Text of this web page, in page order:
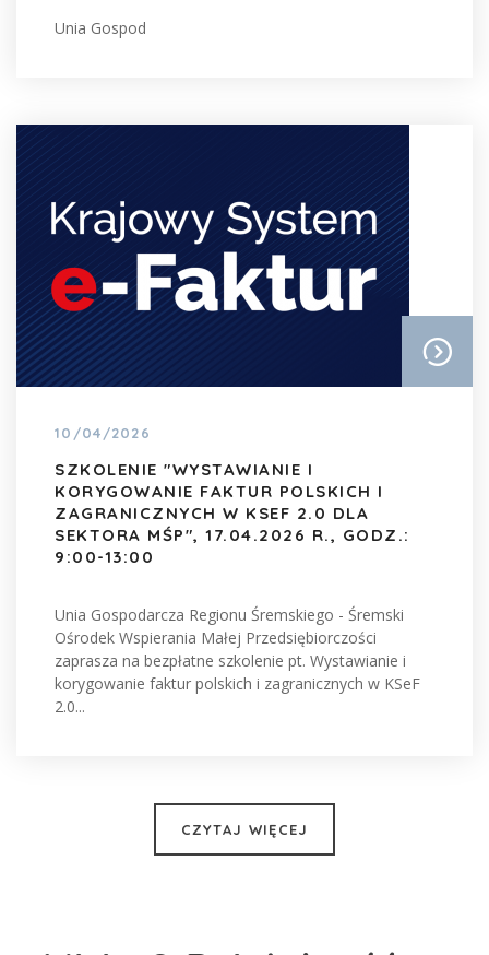
Unia Gospod
10/04/2026
SZKOLENIE "WYSTAWIANIE I
KORYGOWANIE FAKTUR POLSKICH I
ZAGRANICZNYCH W KSEF 2.0 DLA
SEKTORA MŚP", 17.04.2026 R., GODZ.:
9:00-13:00
Unia Gospodarcza Regionu Śremskiego - Śremski
Ośrodek Wspierania Małej Przedsiębiorczości
zaprasza na bezpłatne szkolenie pt. Wystawianie i
korygowanie faktur polskich i zagranicznych w KSeF
2.0...
CZYTAJ WIĘCEJ